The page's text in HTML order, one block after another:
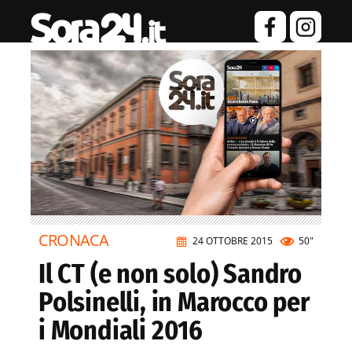
24 OTTOBRE 2015 50"
CRONACA
Il CT (e non solo) Sandro
Polsinelli, in Marocco per
i Mondiali 2016